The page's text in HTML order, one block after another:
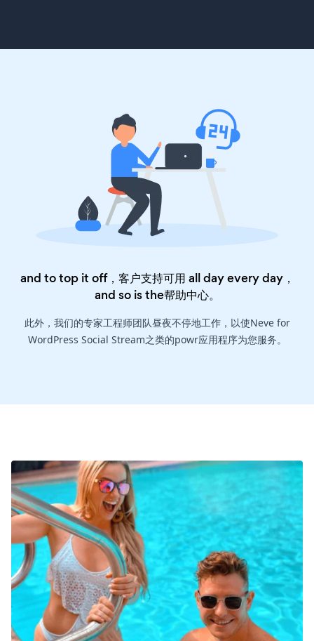
and to top it off，客户支持可用 all day every day，
and so is the帮助中心。
此外，我们的专家工程师团队昼夜不停地工作，以使Neve for
WordPress Social Stream之类的powr应用程序为您服务。